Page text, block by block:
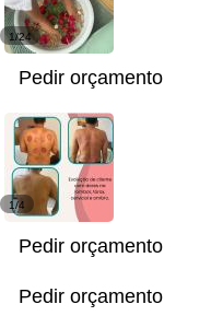
1/24
Pedir orçamento
1/4
Pedir orçamento
Pedir orçamento